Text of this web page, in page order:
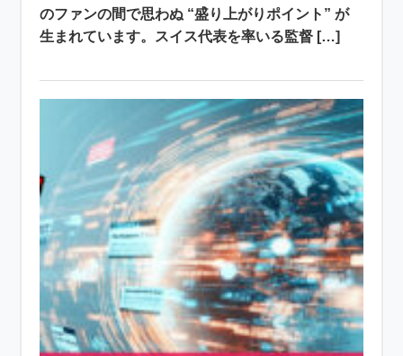
のファンの間で思わぬ “盛り上がりポイント” が
生まれています。スイス代表を率いる監督 […]